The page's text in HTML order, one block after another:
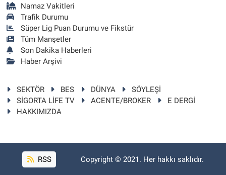
Namaz Vakitleri
Trafik Durumu
Süper Lig Puan Durumu ve Fikstür
Tüm Manşetler
Son Dakika Haberleri
Haber Arşivi
SEKTÖR BES DÜNYA
SÖYLEŞİ
SİGORTA LİFE TV
ACENTE/BROKER
E DERGİ
HAKKIMIZDA
RSS Copyright © 2021. Her hakkı saklıdır.